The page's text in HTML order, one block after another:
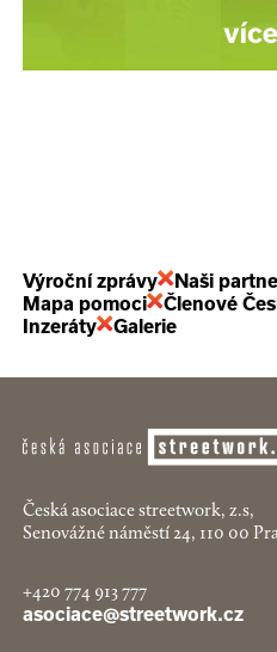
Výroční zprávy
Naši
Mapa pomoci
Členové
Inzeráty
Galerie
Česká asociace streetwork, z.s,
Senovážné náměstí 24, 110 00
+420 774 913 777
asociace@streetwork.cz